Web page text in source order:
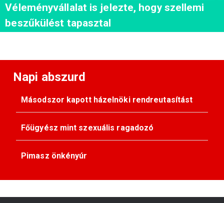
Véleményvállalat is jelezte, hogy szellemi
beszűkülést tapasztal
Napi abszurd
Másodszor kapott házelnöki rendreutasítást
Főügyész mint szexuális ragadozó
Pimasz önkényúr